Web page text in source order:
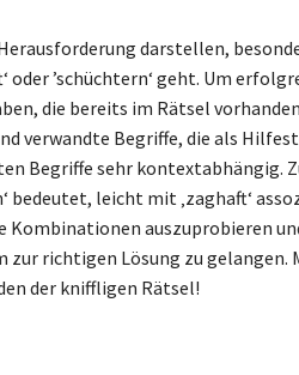
darstellen,
oder ’schüchtern‘ geht. Um
die bereits im Rätsel
verwandte Begriffe, die als
Begriffe sehr kontextabhängig.
bedeutet, leicht mit ‚zaghaft‘
Kombinationen auszuprobieren
zur richtigen Lösung zu gelangen.
der kniffligen Rätsel!